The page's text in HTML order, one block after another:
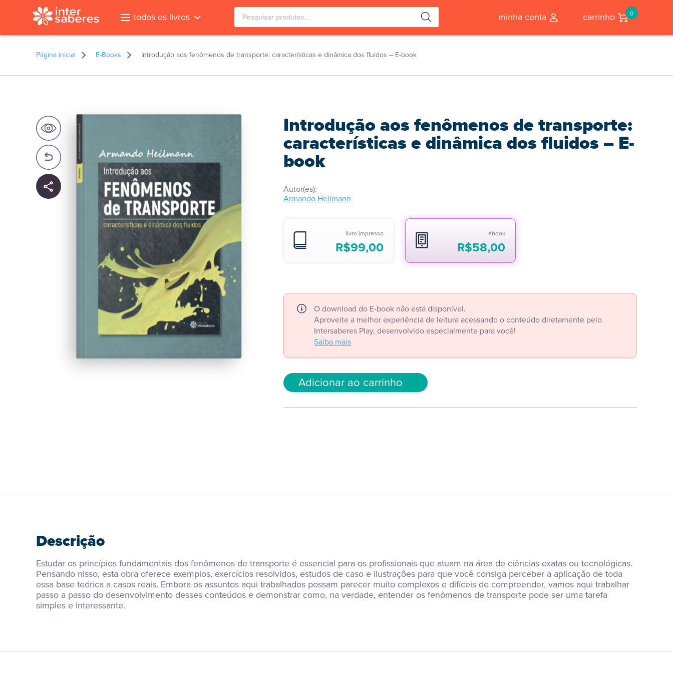
todos os livros Pesquisar
produtos minha conta carrinho 0
Página inicial E-Books Introdução aos fenômenos de transporte: características e dinâmica dos fluidos – E-book
Introdução aos fenômenos de transporte:
características e dinâmica dos fluidos – E-
book
Autor(es):
Armando Heilmann
livro impresso
R$99,00
ebook
R$58,00
O download do E-book não está disponível.
Aproveite a melhor experiência de leitura acessando o conteúdo diretamente pelo
Intersaberes Play, desenvolvido especialmente para você!
Saiba mais
Adicionar ao carrinho
Descrição
Estudar os princípios fundamentais dos fenômenos de transporte é essencial para os profissionais que atuam na área de ciências exatas ou tecnológicas.
Pensando nisso, esta obra oferece exemplos, exercícios resolvidos, estudos de caso e ilustrações para que você consiga perceber a aplicação de toda
essa base teórica a casos reais. Embora os assuntos aqui trabalhados possam parecer muito complexos e difíceis de compreender, vamos aqui trabalhar
passo a passo do desenvolvimento desses conteúdos e demonstrar como, na verdade, entender os fenômenos de transporte pode ser uma tarefa
simples e interessante.